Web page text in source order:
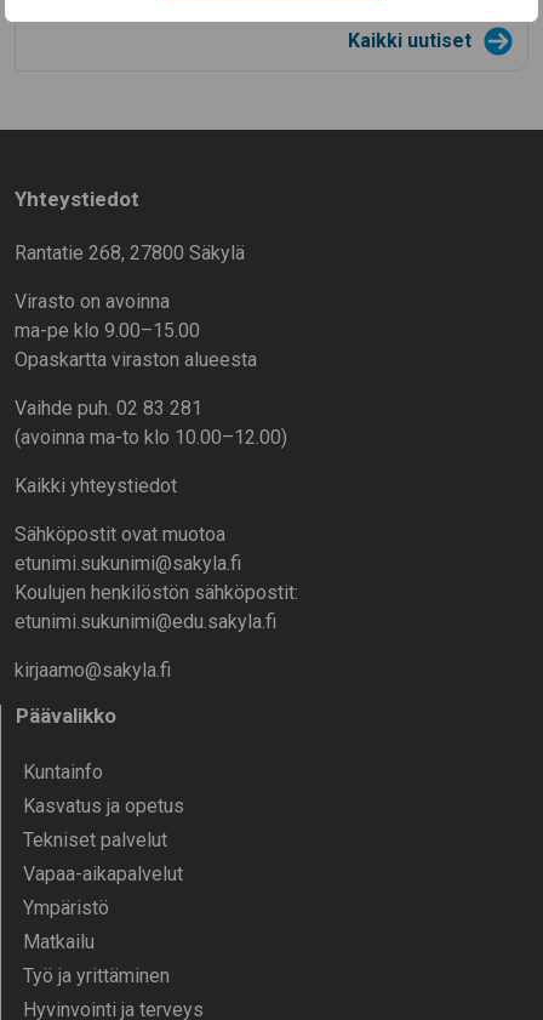
Kaikki uutiset
Yhteystiedot
Rantatie 268, 27800 Säkylä
Virasto on avoinna
ma-pe klo 9.00–15.00
Opaskartta viraston alueesta
Vaihde puh. 02 83 281
(avoinna ma-to klo 10.00–12.00)
Kaikki yhteystiedot
Sähköpostit ovat muotoa
etunimi.sukunimi@sakyla.fi
Koulujen henkilöstön sähköpostit:
etunimi.sukunimi@edu.sakyla.fi
kirjaamo@sakyla.fi
Päävalikko
Kunta­info
Kasvatus ja opetus
Tekniset palvelut
Vapaa-aika­palvelut
Ympä­ristö
Mat­kailu
Työ ja yrittä­minen
Hyvinvointi ja terveys